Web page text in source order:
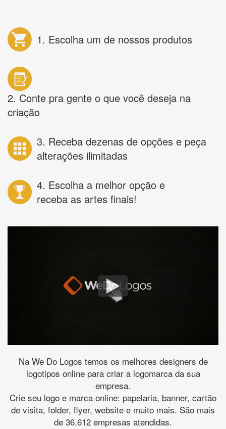
1. Escolha um de nossos produtos
2. Conte pra gente o que você deseja na
criação
3. Receba dezenas de opções e peça
alterações ilimitadas
4. Escolha a melhor opção e
receba as artes finais!
Na We Do Logos temos os melhores designers de
logotipos online para criar a logomarca da sua
empresa.
Crie seu logo e marca online: papelaria, banner, cartão
de visita, folder, flyer, website e muito mais. São mais
de 36.612 empresas atendidas.